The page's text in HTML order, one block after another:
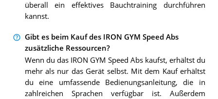
überall ein effektives Bauchtraining durchführen
kannst.
Gibt es beim Kauf des IRON GYM Speed Abs
zusätzliche Ressourcen?
Wenn du das IRON GYM Speed Abs kaufst, erhältst du
mehr als nur das Gerät selbst. Mit dem Kauf erhältst
du eine umfassende Bedienungsanleitung, die in
zahlreichen Sprachen verfügbar ist. Außerdem